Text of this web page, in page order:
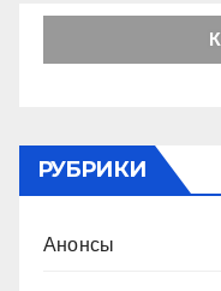
РУБРИКИ
Анонсы